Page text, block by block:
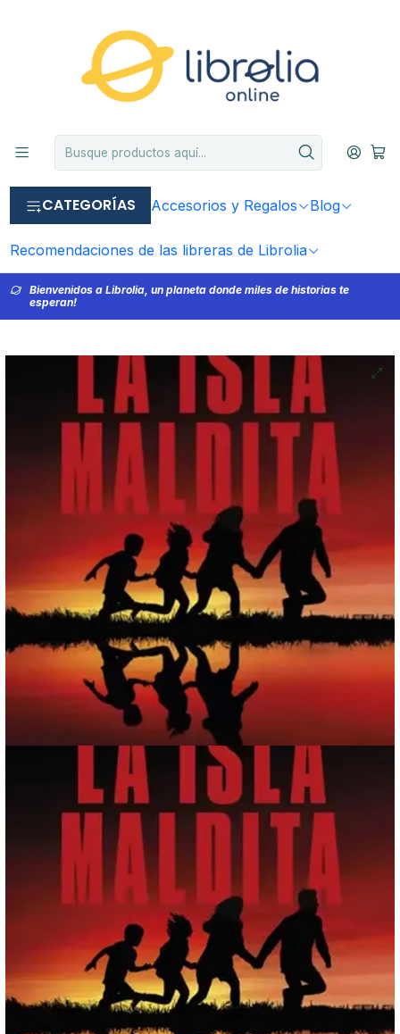
CATEGORÍAS Accesorios y Regalos Blog
Recomendaciones de las libreras de Librolia
Bienvenidos a Librolia, un planeta donde miles de historias te
esperan!